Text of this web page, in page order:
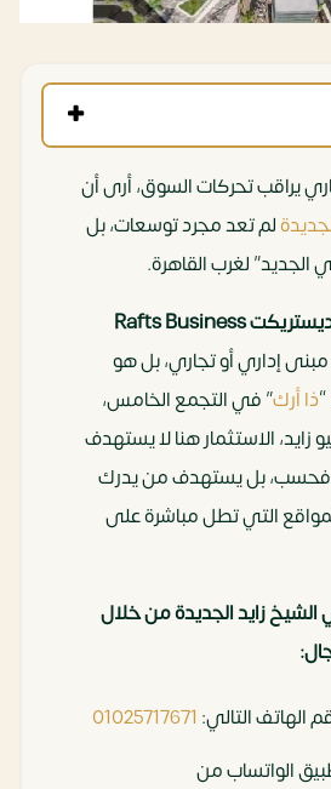
يراقب تحركات السوق، أرى أن
لم تعد مجرد توسعات، بل
الجديد” لغرب القاهرة.
مول رافتس بيزنس ديستريكت Rafts Business
إداري أو تجاري، بل هو
ذا أرك” في التجمع الخامس،
الاستثمار هنا لا يستهدف
فحسب، بل يستهدف من يدرك
التي تطل مباشرة على
زايد الجديدة من خلال
الهاتف التالي: 01025717671
الواتساب من